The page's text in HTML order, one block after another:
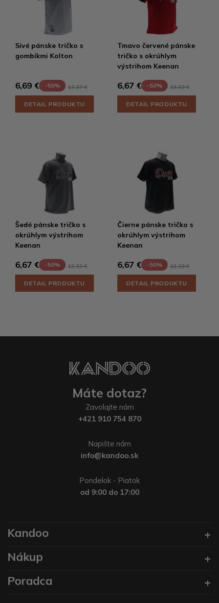
Sivé pánske tričko s
gombíkmi Kolton
6,69 € -50% 13,37 €
DETAIL PRODUKTU
Tmavo červené pánske
tričko s okrúhlym
výstrihom Keenan
6,67 € -50% 13,33 €
DETAIL PRODUKTU
Šedé pánske tričko s
okrúhlym výstrihom
Keenan
6,67 € -50% 13,33 €
DETAIL PRODUKTU
Čierne pánske tričko s
okrúhlym výstrihom
Keenan
6,67 € -50% 13,33 €
DETAIL PRODUKTU
Máte dotaz?
Zavolajte nám
+421 910 754 870
Napište nám
info@kandoo.sk
Pondelok - Piatok
od 9:00 do 17:00
Kandoo
Nákup
Poradca